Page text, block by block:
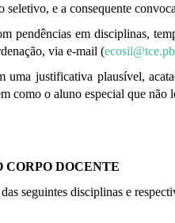
e a consequente
pendências em disciplinas,
via e-mail (
uma justificativa plausível,
como o aluno especial que não
DOCENTE
seguintes disciplinas e